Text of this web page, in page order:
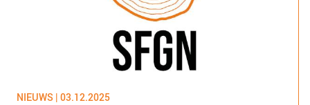
NIEUWS | 03.12.2025